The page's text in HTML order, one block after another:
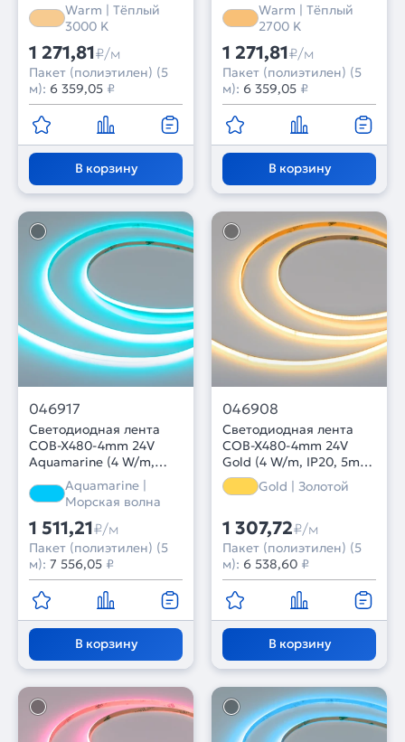
-)
Warm | Тёплый
3000 K
1 271,81₽/м
Пакет (полиэтилен) (5
м): 6 359,05 ₽
В корзину
Warm | Тёплый
2700 K
1 271,81₽/м
Пакет (полиэтилен) (5
м): 6 359,05 ₽
В корзину
046917
Светодиодная лента
COB-X480-4mm 24V
Aquamarine (4 W/m,
IP20, 5m) (Arlight, -)
Aquamarine |
Морская волна
1 511,21₽/м
Пакет (полиэтилен) (5
м): 7 556,05 ₽
В корзину
046908
Светодиодная лента
COB-X480-4mm 24V
Gold (4 W/m, IP20, 5m)
(Arlight, -)Gold | Золотой
1 307,72₽/м
Пакет (полиэтилен) (5
м): 6 538,60 ₽
В корзину